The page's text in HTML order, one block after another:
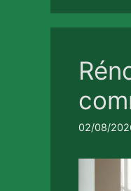
02/08/